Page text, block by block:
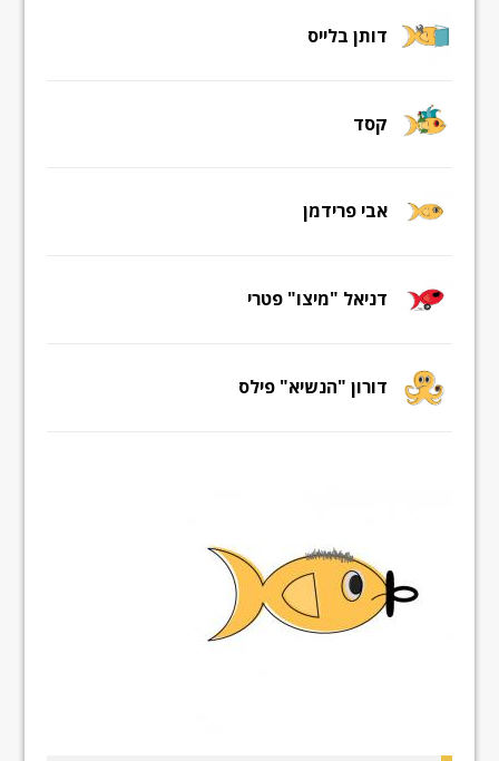
דותן בלייס
קסד
אבי פרידמן
דניאל "מיצו" פטרי
דורון "הנשיא" פילס